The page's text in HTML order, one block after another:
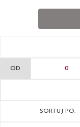
OD
SORTUJ PO: